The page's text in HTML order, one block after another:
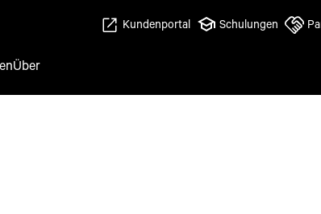
Kundenportal Schulungen
Über